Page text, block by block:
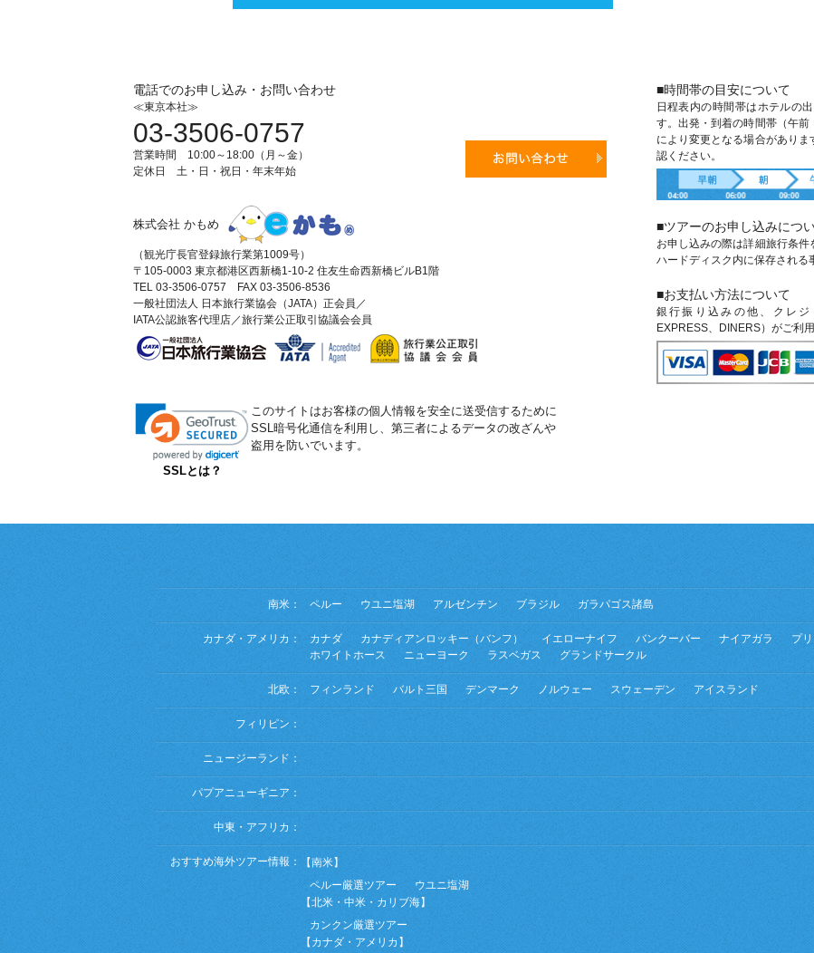
電話でのお申し込み・お問い合わせ
≪東京本社≫
03-3506-0757
営業時間 10:00～18:00（月～金）
定休日 土・日・祝日・年末年始
株式会社 かもめ
（観光庁長官登録旅行業第1009号）
〒105-0003 東京都港区西新橋1-10-2 住友生命西新橋ビルB1階
TEL 03-3506-0757 FAX 03-3506-8536
一般社団法人 日本旅行業協会（JATA）正会員／
IATA公認旅客代理店／旅行業公正取引協議会会員
■時間帯の目安について
日程表内の時間帯はホテルの
す。出発・到着の時間帯（午
により変更となる場合があり
認ください。
■ツアーのお申し込みにつ
お申し込みの際は詳細旅行条
ハードディスク内に保存される
■お支払い方法について
銀行振り込みの他、クレジ
EXPRESS、DINERS）がご利
SSLとは？
このサイトはお客様の個人情報を安全に送受信するために
SSL暗号化通信を利用し、第三者によるデータの改ざんや
盗用を防いでいます。
南米： ペルー ウユニ塩湖 アルゼンチン ブラジル ガラパゴス諸島
カナダ・アメリカ： カナダ カナディアンロッキー（バンフ） イエローナイフ バンクーバー ナイアガラ プ
ホワイトホース
ニューヨーク ラスベガス グランドサークル
北欧： フィンランド バルト三国 デンマーク ノルウェー スウェーデン アイスランド
フィリピン：
ニュージーランド：
パプアニューギニア：
中東・アフリカ：
おすすめ海外ツアー情報：
【南米】
ペルー厳選ツアー
ウユニ塩湖
【北米・中米・カリブ海】
カンクン厳選ツアー
【カナダ・アメリカ】